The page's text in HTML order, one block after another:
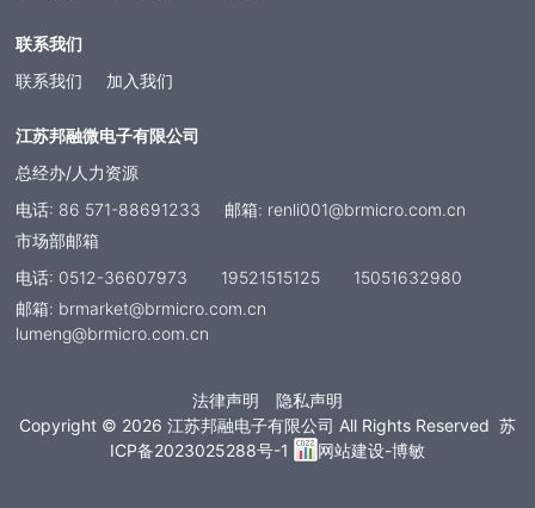
联系我们
联系我们
加入我们
江苏邦融微电子有限公司
总经办/人力资源
电话: 86 571-88691233
邮箱: renli001@brmicro.com.cn
市场部邮箱
电话: 0512-36607973 19521515125 15051632980
邮箱: brmarket@brmicro.com.cn
lumeng@brmicro.com.cn
法律声明
隐私声明
Copyright © 2026 江苏邦融电子有限公司 All Rights Reserved 苏
ICP备2023025288号-1
网站建设-博敏